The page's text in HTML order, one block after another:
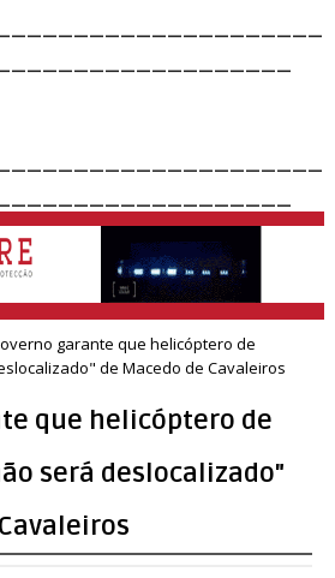
garante que helicóptero de
de Macedo de Cavaleiros
que helicóptero de
será deslocalizado"